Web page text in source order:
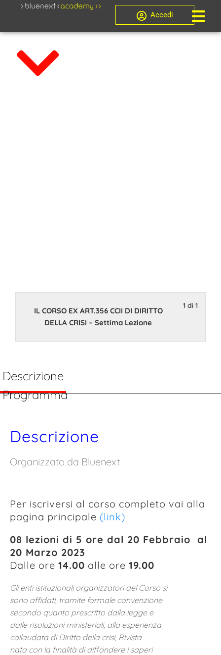
Accedi
Lezione
13 Marzo 2023 14:00
1 di 1
IL CORSO EX ART.356 CCII DI DIRITTO
DELLA CRISI – Settima Lezione
Descrizione
Programma
Descrizione
Organizzato da Bluenext
Per iscriversi al corso completo vai alla
pagina principale (link)
08 lezioni di 5 ore dal 20 Febbraio al
20 Marzo 2023
Dalle ore 14.00 alle ore 19.00
Gli enti istituzionali organizzatori del Corso si
sono affidati, tramite formale convenzione
secondo quanto prescritto dalla legge e
dalle risoluzioni ministeriali, alla esperienza
collaudata di Diritto della crisi, Rivista
nata con la finalità di diffondere i saperi